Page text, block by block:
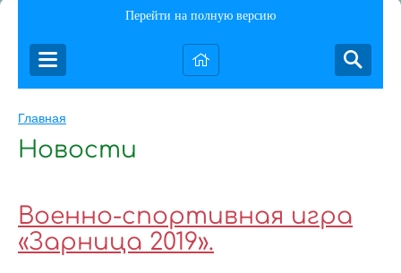
Перейти на полную версию
Главная
Новости
Военно-спортивная игра
«Зарница 2019».